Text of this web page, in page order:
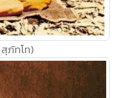
ภัทโท)